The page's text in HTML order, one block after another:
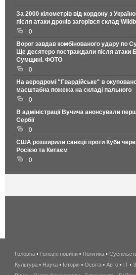
За 2000 кілометрів від кордону з
після атаки дронів загорівся склад
0
Ворог завдав комбінованого удару по
Ще десятеро постраждали після атаки
Сумщині. ФОТО
0
На аеродромі "Гвардійське" в
масштабна пожежа на складі пального
0
В адміністрації Вучича анонсували
Сербії
0
США розширили санкції проти Куби
Росією та Китаєм
0
Головна • Головні новини • Політика •
Культура • Наука • Історія • Освіта • Авто • IT •